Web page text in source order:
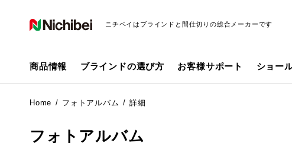
ニチベイはブラインドと間仕切りの総合メーカーです
商品情報 ブラインドの選び方 お客様サポート ショー
Home フォトアルバム 詳細
フォトアルバム